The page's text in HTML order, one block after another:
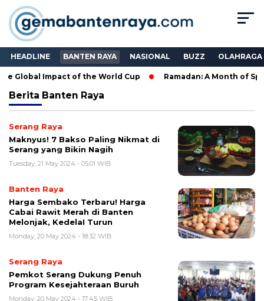
HEADLINE BANTEN RAYA NASIONAL BUZZ OLAHRAGA
Global Impact of the World Cup Ramadan: A Month of
Berita Banten Raya
Serang Raya
Maknyus! 7 Bakso Paling Nikmat di
Serang yang Bikin Nagih
Tuesday, 21 May 2024 - 05:01 WIB
Banten Raya
Harga Sembako Terbaru! Harga
Cabai Rawit Merah di Banten
Melonjak, KedelaI Turun
Monday, 20 May 2024 - 18:32 WIB
Serang Raya
Pemkot Serang Dukung Penuh
Program Kesejahteraan Buruh
Monday, 20 May 2024 - 17:45 WIB